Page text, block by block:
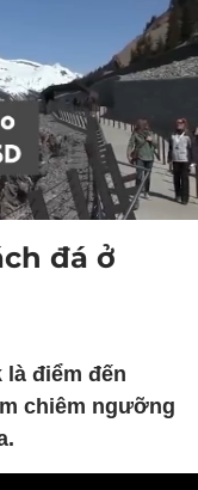
đá ở
là điểm đến
chiêm ngưỡng